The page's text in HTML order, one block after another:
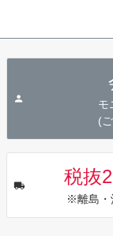
モ
(
税抜
※離島・